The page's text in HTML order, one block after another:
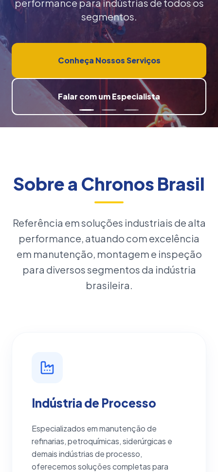
performance para indústrias de todos os
segmentos.
Conheça Nossos Serviços
Falar com um Especialista
Sobre a Chronos Brasil
Referência em soluções industriais de alta
performance, atuando com excelência
em manutenção, montagem e inspeção
para diversos segmentos da indústria
brasileira.
Indústria de Processo
Especializados em manutenção de
refinarias, petroquímicas, siderúrgicas e
demais indústrias de processo,
oferecemos soluções completas para